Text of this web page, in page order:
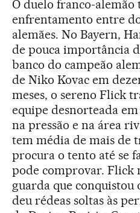
O duelo franco-alemão
enfrentamento entre
alemães. No Bayern,
de pouca importância
banco do campeão
de Niko Kovac em
meses, o sereno Flick
equipe desnorteada
na pressão e na área
tem média de mais de
procura o tento até se
pode comprovar. Flick
guarda que
deu rédeas soltas às